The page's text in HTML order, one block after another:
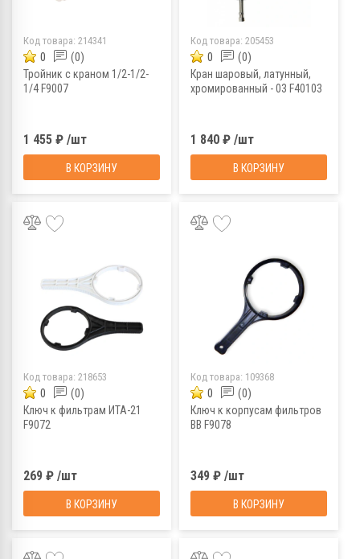
Код товара: 214341
0 (0)
Тройник с краном 1/2-1/2-
1/4 F9007
1 455 ₽ /шт
В КОРЗИНУ
Код товара: 205453
0 (0)
Кран шаровый, латунный,
хромированный - 03 F40103
1 840 ₽ /шт
В КОРЗИНУ
Код товара: 218653
0 (0)
Ключ к фильтрам ИТА-21
F9072
269 ₽ /шт
В КОРЗИНУ
Код товара: 109368
0 (0)
Ключ к корпусам фильтров
ВВ F9078
349 ₽ /шт
В КОРЗИНУ